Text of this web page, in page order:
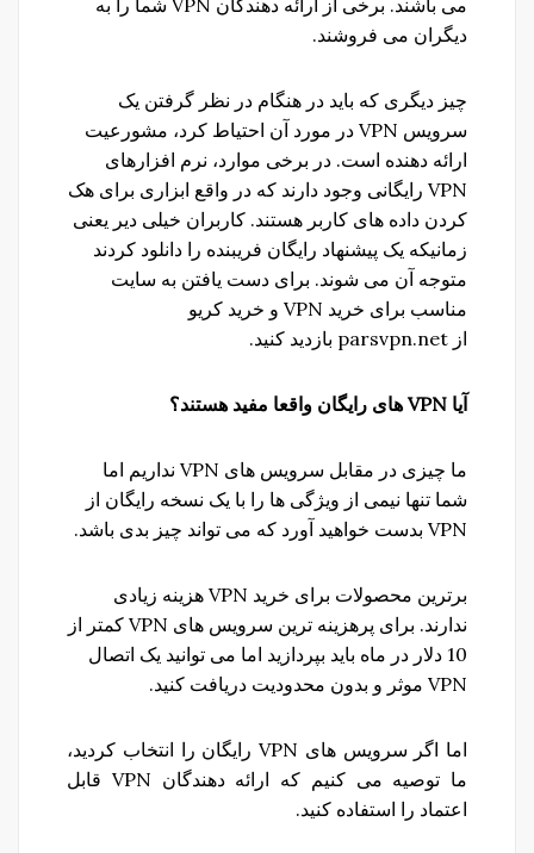
می باشند. برخی از ارائه دهندگان VPN شما را به
دیگران می فروشند.
چیز دیگری که باید در هنگام در نظر گرفتن یک
سرویس VPN در مورد آن احتیاط کرد، مشورعیت
ارائه دهنده است. در برخی موارد، نرم افزارهای
VPN رایگانی وجود دارند که در واقع ابزاری برای هک
کردن داده های کاربر هستند. کاربران خیلی دیر یعنی
زمانیکه یک پیشنهاد رایگان فریبنده را دانلود کردند
متوجه آن می شوند. برای دست یافتن به سایت
مناسب برای خرید VPN و خرید کریو
از parsvpn.net بازدید کنید.
آیا VPN های رایگان واقعا مفید هستند؟
ما چیزی در مقابل سرویس های VPN نداریم اما
شما تنها نیمی از ویژگی ها را با یک نسخه رایگان از
VPN بدست خواهید آورد که می تواند چیز بدی باشد.
برترین محصولات برای خرید VPN هزینه زیادی
ندارند. برای پرهزینه ترین سرویس های VPN کمتر از
10 دلار در ماه باید بپردازید اما می توانید یک اتصال
VPN موثر و بدون محدودیت دریافت کنید.
اما اگر سرویس های VPN رایگان را انتخاب کردید،
ما توصیه می کنیم که ارائه دهندگان VPN قابل
اعتماد را استفاده کنید.